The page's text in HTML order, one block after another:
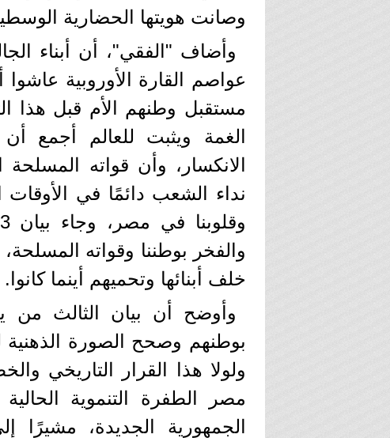
وصانت هويتها الحضارية
وأضاف "الفقي"، أن أبناء
عواصم القارة الأوروبية
الغمة ويثبت للعالم أجمع
الانكسار، وأن قواته
نداء الشعب دائمًا في الأوقات
والفخر بوطننا وقواته
خلف أبنائها وتحميهم أينما كانوا.
وأوضح أن بيان الثالث من
بوطنهم وصحح الصورة الذهنية
ولولا هذا القرار التاريخي
مصر الطفرة التنموية
الجمهورية الجديدة، مشيرًا